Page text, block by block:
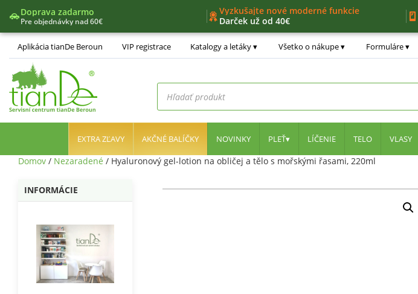
Doprava zadarmo
Pre objednávky nad 60€
Vyzkušajte nové moderné funkcie
Darček už od 40€
Nový nákupný zoznam
Jedinečný vernostný program
Nástroje lídra
Aplikácia tianDe Beroun
VIP registrace Katalogy a letáky Všetko o nákupe Formuláre
Products
search
EXTRA ZĽAVY AKČNÉ BALÍČKY NOVINKY PLEŤ LÍČENIE TELO VLASY
Domov / Nezaradené / Hyaluronový gel-lotion na obličej a tělo s mořskými řasami, 220ml
INFORMÁCIE